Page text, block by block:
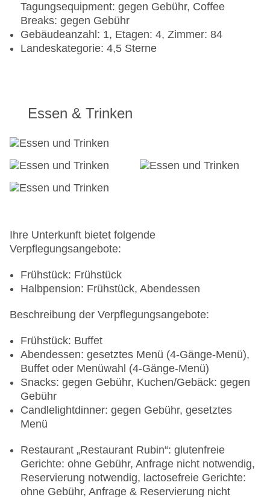
Tagungsequipment: gegen Gebühr, Coffee
Breaks: gegen Gebühr
Gebäudeanzahl: 1, Etagen: 4, Zimmer: 84
Landeskategorie: 4,5 Sterne
Essen & Trinken
Ihre Unterkunft bietet folgende
Verpflegungsangebote:
Frühstück: Frühstück
Halbpension: Frühstück, Abendessen
Beschreibung der Verpflegungsangebote:
Frühstück: Buffet
Abendessen: gesetztes Menü (4-Gänge-Menü),
Buffet oder Menüwahl (4-Gänge-Menü)
Snacks: gegen Gebühr, Kuchen/Gebäck: gegen
Gebühr
Candlelightdinner: gegen Gebühr, gesetztes
Menü
Restaurant „Restaurant Rubin“: glutenfreie
Gerichte: ohne Gebühr, Anfrage nicht notwendig,
Reservierung notwendig, lactosefreie Gerichte:
ohne Gebühr, Anfrage & Reservierung nicht